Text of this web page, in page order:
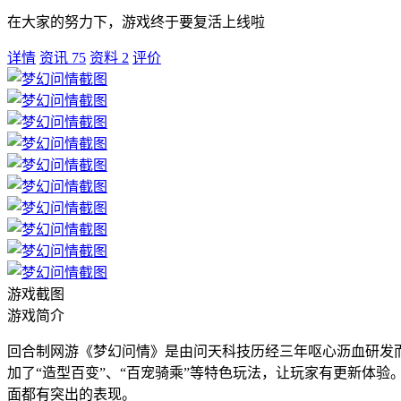
在大家的努力下，游戏终于要复活上线啦
详情 资讯 75 资料 2 评价
游戏截图
游戏简介
回合制网游《梦幻问情》是由问天科技历经三年呕心沥血研
加了“造型百变”、“百宠骑乘”等特色玩法，让玩家有更新体
面都有突出的表现。